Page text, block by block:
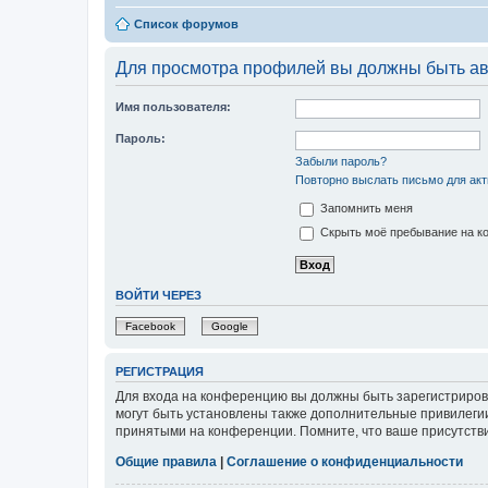
Список форумов
Для просмотра профилей вы должны быть
Имя пользователя:
Пароль:
Забыли пароль?
Повторно выслать письмо для
Запомнить меня
Скрыть моё пребывание на
ВОЙТИ ЧЕРЕЗ
Facebook Google
РЕГИСТРАЦИЯ
Для входа на конференцию вы должны быть
могут быть установлены также дополнительные
принятыми на конференции. Помните, что ваше
Общие правила
Соглашение о конфиденциальности